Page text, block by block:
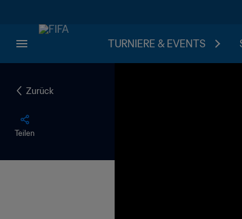
TURNIERE & EVENTS
Zurück
Teilen